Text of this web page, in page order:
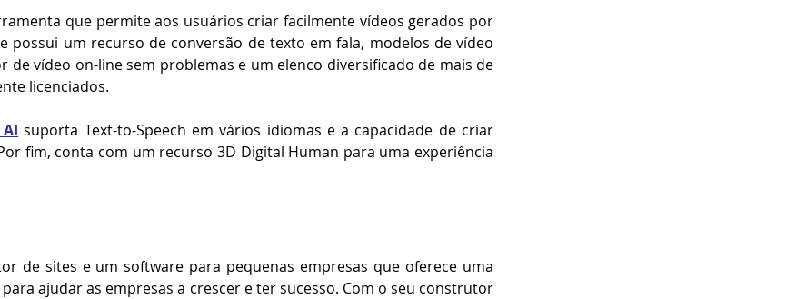
que permite aos usuários criar facilmente vídeos gerados por
possui um recurso de conversão de texto em fala, modelos de vídeo
de vídeo on-line sem problemas e um elenco diversificado de mais de
licenciados.
suporta Text-to-Speech em vários idiomas e a capacidade de criar
fim, conta com um recurso 3D Digital Human para uma experiência
de sites e um software para pequenas empresas que oferece uma
ajudar as empresas a crescer e ter sucesso. Com o seu construtor